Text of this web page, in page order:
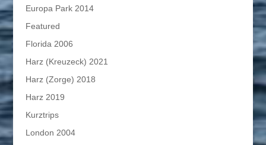
Europa Park 2014
Featured
Florida 2006
Harz (Kreuzeck) 2021
Harz (Zorge) 2018
Harz 2019
Kurztrips
London 2004